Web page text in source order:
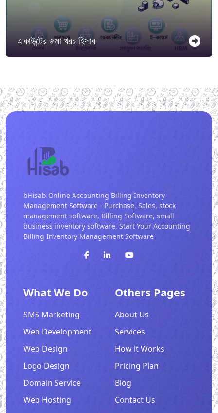
একাউন্টের জমা খরচ হিসাব
bHisab Online Accounting Billing Inventory
Management Software - Purchase, Sales, stock
management software, Billing Software, small
business inventory software, Start Your Accounting
Billing Inventory Management Software
What We Do
SMS Marketing
Web Development
Web Design
Logo Design
Domain Service
Web Hosting
Others Pages
About Us
Services
How it Works
Pricing Plan
Blog
Contact Us